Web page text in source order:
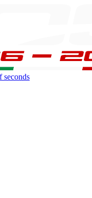
seconds